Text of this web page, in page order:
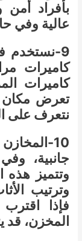
بأفراد
عالية وفي
9-نستخدم
كاميرات
كاميرات
تعرض مكان
نتعرف على
10-
جانبية،
وتتميز هذه
وترتيب
فإذا
المخزن،